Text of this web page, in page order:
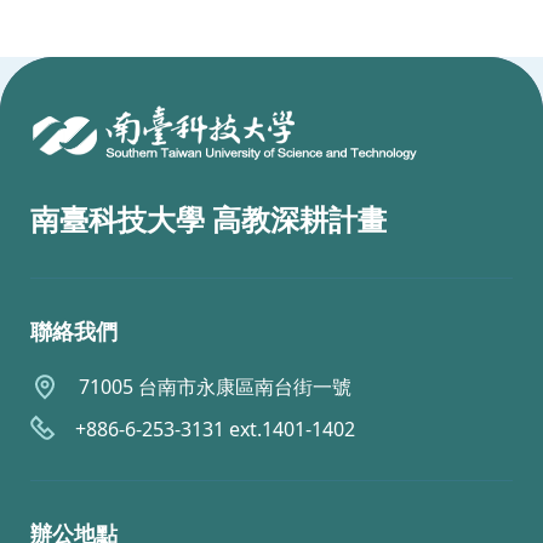
南臺科技大學 高教深耕計畫
聯絡我們
71005 台南市永康區南台街一號
+886-6-253-3131 ext.1401-1402
辦公地點